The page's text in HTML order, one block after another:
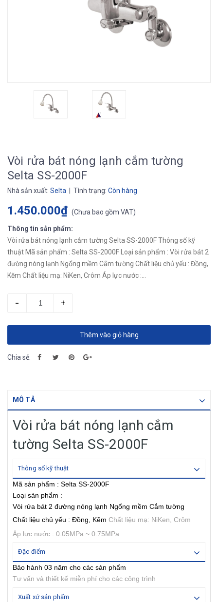
Vòi rửa bát nóng lạnh cắm tường
Selta SS-2000F
Nhà sản xuất: Selta | Tình trạng: Còn hàng
1.450.000₫ (Chưa bao gồm VAT)
Thông tin sản phẩm:
Vòi rửa bát nóng lạnh cắm tường Selta SS-2000F Thông số kỹ
thuật Mã sản phẩm : Selta SS-2000F Loại sản phẩm : Vòi rửa bát 2
đường nóng lạnh Ngổng mềm Cắm tường Chất liệu chủ yếu : Đồng,
Kẽm Chất liệu mạ: NiKen, Crôm Áp lực nước :...
- +
Thêm vào giỏ hàng
Chia sẻ:
MÔ TẢ
Vòi rửa bát nóng lạnh cắm
tường Selta SS-2000F
Thông số kỹ thuật
Mã sản phẩm : Selta SS-2000F
Loại sản phẩm :
Vòi rửa bát 2 đường nóng lạnh Ngổng mềm Cắm tường
Chất liệu chủ yếu : Đồng, Kẽm Chất liệu mạ: NiKen, Crôm
Áp lực nước : 0.05MPa ~ 0.75MPa
Đặc điểm
Bảo hành 03 năm cho các sản phẩm
Tư vấn và thiết kế miễn phí cho các công trình
Xuất xứ sản phẩm